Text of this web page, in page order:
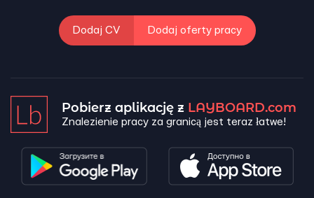
Dodaj CV Dodaj oferty pracy
Pobierz aplikację z LAYBOARD.com
Znalezienie pracy za granicą jest teraz łatwe!